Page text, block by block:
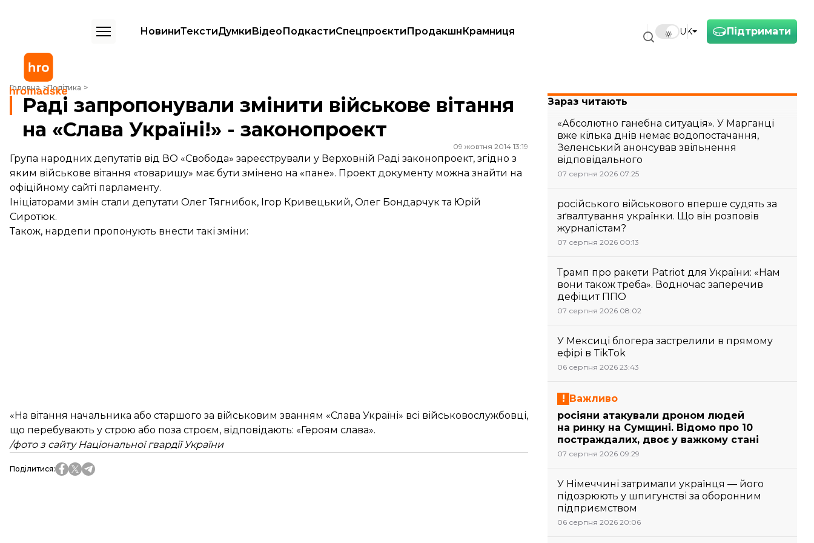
Підтримати
UK
НовиниТекстиДумкиВідеоПодкастиСпецпроєктиПродакшнКрамниця
Головна Політика
Раді запропонували змінити військове вітання на «Слава Україні!» - законопроект
Раді запропонували змінити військове вітання
на «Слава Україні!» - законопроект
09 жовтня 2014 13:19
Група народних депутатів від ВО «Свобода» зареєстрували у Верховній Раді законопроект, згідно з
яким військове вітання «товаришу» має бути змінено на «пане». Проект документу можна знайти на
офіційному сайті парламенту.
Ініціаторами змін стали депутати Олег Тягнибок, Ігор Кривецький, Олег Бондарчук та Юрій
Сиротюк.
Також, нардепи пропонують внести такі зміни:
«На вітання начальника або старшого за військовим званням «Слава Україні» всі військовослужбовці,
що перебувають у строю або поза строєм, відповідають: «Героям слава».
/фото з сайту Національної гвардії України
Поділитися:
Зараз читають
«Абсолютно ганебна ситуація». У Марганці
вже кілька днів немає водопостачання,
Зеленський анонсував звільнення
відповідального
07 серпня 2026 07:25
російського військового вперше судять за
зґвалтування українки. Що він розповів
журналістам?
07 серпня 2026 00:13
Трамп про ракети Patriot для України: «Нам
вони також треба». Водночас заперечив
дефіцит ППО
07 серпня 2026 08:02
У Мексиці блогера застрелили в прямому
ефірі в TikTok
06 серпня 2026 23:43
Важливо
росіяни атакували дроном людей
на ринку на Сумщині. Відомо про 10
постраждалих, двоє у важкому стані
07 серпня 2026 09:29
У Німеччині затримали українця — його
підозрюють у шпигунстві за оборонним
підприємством
06 серпня 2026 20:06